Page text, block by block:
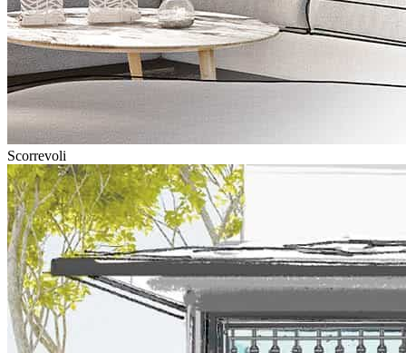
Scorrevoli